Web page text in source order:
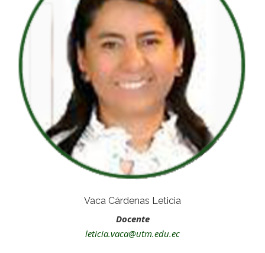
Vaca Cárdenas Leticia
Docente
leticia.vaca@utm.edu.ec